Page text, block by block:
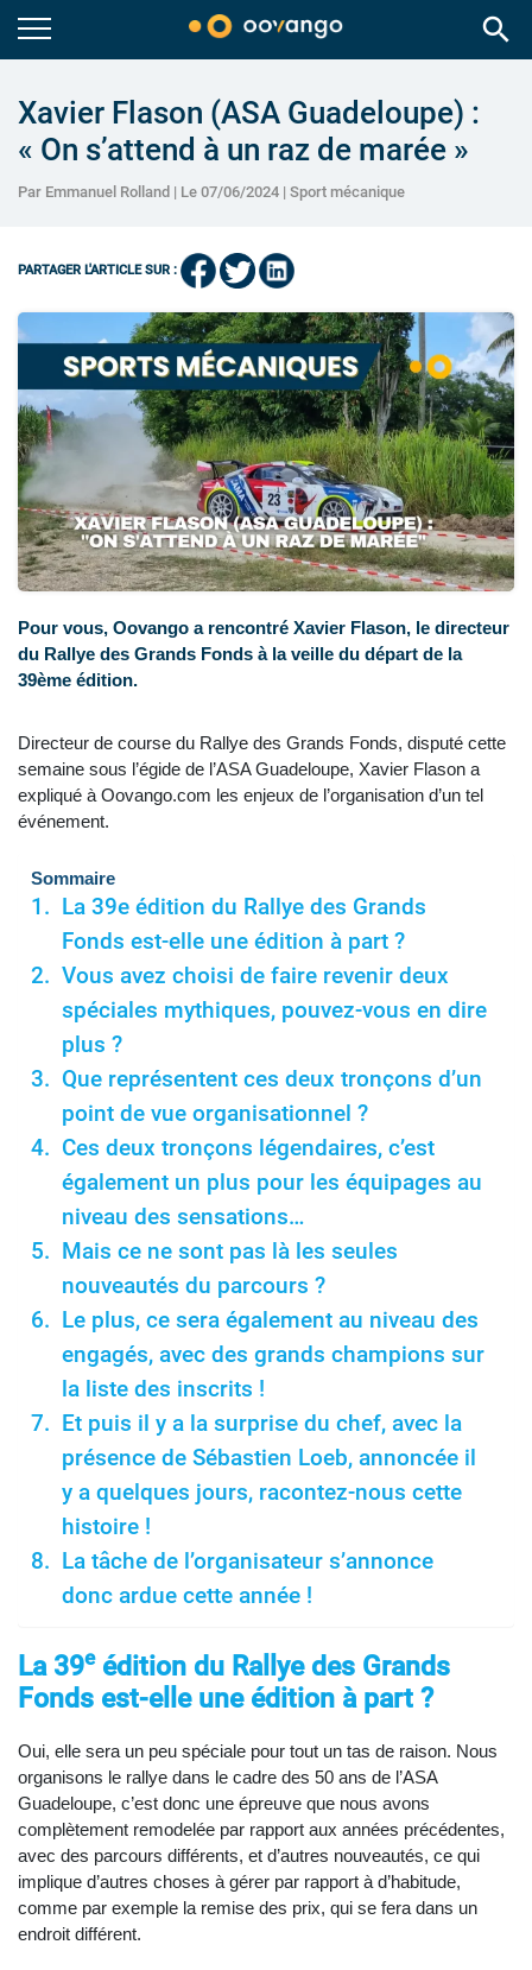
search
Xavier Flason (ASA Guadeloupe) :
« On s’attend à un raz de marée »
Par Emmanuel Rolland | Le 07/06/2024 | Sport mécanique
PARTAGER L'ARTICLE SUR :
Pour vous, Oovango a rencontré Xavier Flason, le directeur
du Rallye des Grands Fonds à la veille du départ de la
39ème édition.
Directeur de course du Rallye des Grands Fonds, disputé cette
semaine sous l’égide de l’ASA Guadeloupe, Xavier Flason a
expliqué à Oovango.com les enjeux de l’organisation d’un tel
événement.
Sommaire
La 39e édition du Rallye des Grands
Fonds est-elle une édition à part ?
Vous avez choisi de faire revenir deux
spéciales mythiques, pouvez-vous en dire
plus ?
Que représentent ces deux tronçons d’un
point de vue organisationnel ?
Ces deux tronçons légendaires, c’est
également un plus pour les équipages au
niveau des sensations…
Mais ce ne sont pas là les seules
nouveautés du parcours ?
Le plus, ce sera également au niveau des
engagés, avec des grands champions sur
la liste des inscrits !
Et puis il y a la surprise du chef, avec la
présence de Sébastien Loeb, annoncée il
y a quelques jours, racontez-nous cette
histoire !
La tâche de l’organisateur s’annonce
donc ardue cette année !
La 39eédition du Rallye des Grands
Fonds est-elle une édition à part ?
Oui, elle sera un peu spéciale pour tout un tas de raison. Nous
organisons le rallye dans le cadre des 50 ans de l’ASA
Guadeloupe, c’est donc une épreuve que nous avons
complètement remodelée par rapport aux années précédentes,
avec des parcours différents, et d’autres nouveautés, ce qui
implique d’autres choses à gérer par rapport à d’habitude,
comme par exemple la remise des prix, qui se fera dans un
endroit différent.